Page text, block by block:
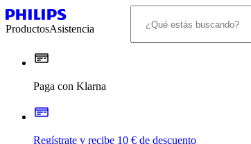
ProductosAsistencia
Paga con Klarna
Regístrate y recibe 10 € de descuento